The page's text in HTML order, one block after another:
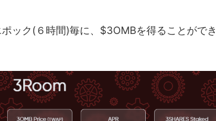
ック(６時間)毎に、$3OMBを得ることができ